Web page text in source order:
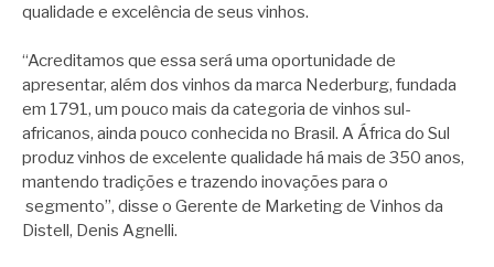
qualidade e excelência de seus vinhos.
“Acreditamos que essa será uma oportunidade de
apresentar, além dos vinhos da marca Nederburg, fundada
em 1791, um pouco mais da categoria de vinhos sul-
africanos, ainda pouco conhecida no Brasil. A África do Sul
produz vinhos de excelente qualidade há mais de 350 anos,
mantendo tradições e trazendo inovações para o
segmento”, disse o Gerente de Marketing de Vinhos da
Distell, Denis Agnelli.